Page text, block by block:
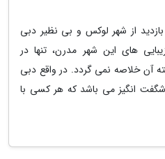
بازدید از شهر لوکس و بی نظیر دبی
های این شهر مدرن، تنها در
آن خلاصه نمی گردد. در واقع دبی
انگیز می باشد که هر کسی با